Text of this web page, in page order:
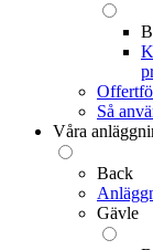
Så
Våra
Back
Gävle